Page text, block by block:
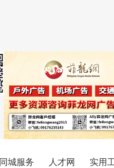
同城服务 人才网 实用